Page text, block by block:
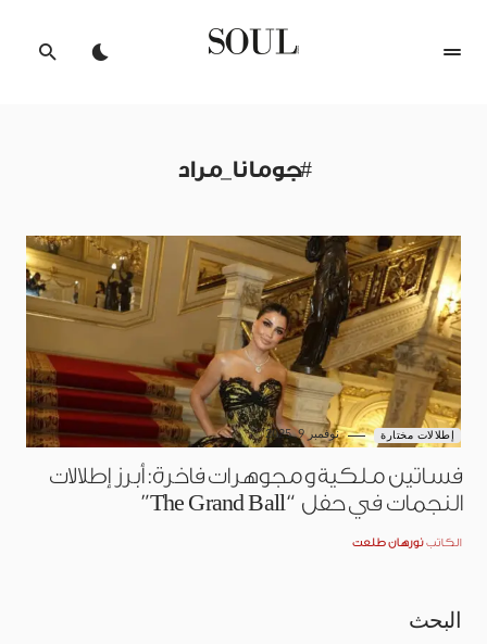
#جومانا_مراد
إطلالات مختارة نوفمبر 9, 2025
فساتين ملكية ومجوهرات فاخرة: أبرز إطلالات
النجمات في حفل “The Grand Ball”
الكاتب نورهان طلعت
البحث